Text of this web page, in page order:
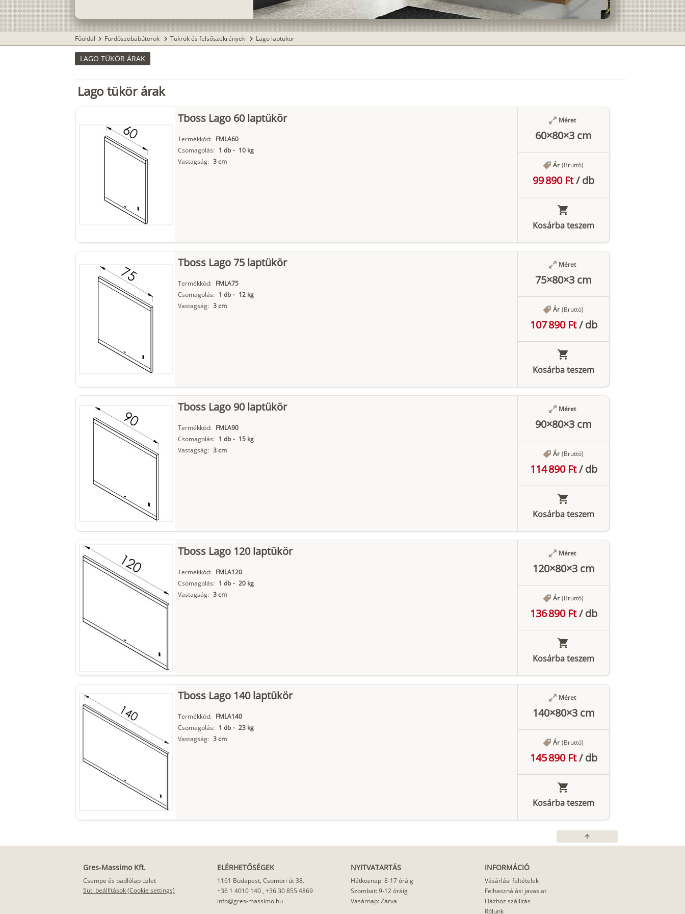
Főoldal chevron_right Fürdőszobabútorok chevron_right Tükrök és felsőszekrények chevron_right Lago laptükör
LAGO TÜKÖR ÁRAK
Lago tükör árak
Tboss Lago 60 laptükör
Termékkód: FMLA60
Csomagolás: 1 db - 10 kg
Vastagság: 3 cm
Méret
60×80×3 cm
Ár (Bruttó)
99 890 Ft/db
Kosárba teszem
Tboss Lago 75 laptükör
Termékkód: FMLA75
Csomagolás: 1 db - 12 kg
Vastagság: 3 cm
Méret
75×80×3 cm
Ár (Bruttó)
107 890 Ft/db
Kosárba teszem
Tboss Lago 90 laptükör
Termékkód: FMLA90
Csomagolás: 1 db - 15 kg
Vastagság: 3 cm
Méret
90×80×3 cm
Ár (Bruttó)
114 890 Ft/db
Kosárba teszem
Tboss Lago 120 laptükör
Termékkód: FMLA120
Csomagolás: 1 db - 20 kg
Vastagság: 3 cm
Méret
120×80×3 cm
Ár (Bruttó)
136 890 Ft/db
Kosárba teszem
Tboss Lago 140 laptükör
Termékkód: FMLA140
Csomagolás: 1 db - 23 kg
Vastagság: 3 cm
Méret
140×80×3 cm
Ár (Bruttó)
145 890 Ft/db
Kosárba teszem
arrow_upward
Gres-Massimo Kft.
Csempe és padlólap üzlet
Süti beállítások (Cookie settings)
ELÉRHETŐSÉGEK
1161 Budapest, Csömöri út 38.
+36 1 4010 140, +36 30 855 4869
info@gres-massimo.hu
NYITVATARTÁS
Hétköznap: 8-17 óráig
Szombat: 9-12 óráig
Vasárnap: Zárva
INFORMÁCIÓ
Vásárlási feltételek
Felhasználási javaslat
Házhoz szállítás
Rólunk